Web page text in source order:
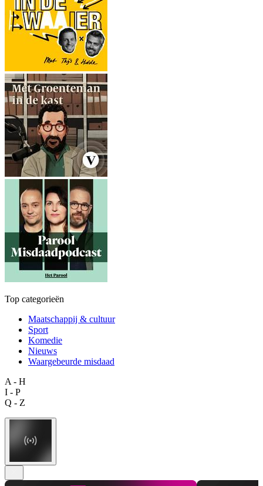
Top categorieën
Maatschappij & cultuur
Sport
Komedie
Nieuws
Waargebeurde misdaad
A - H
I - P
Q - Z